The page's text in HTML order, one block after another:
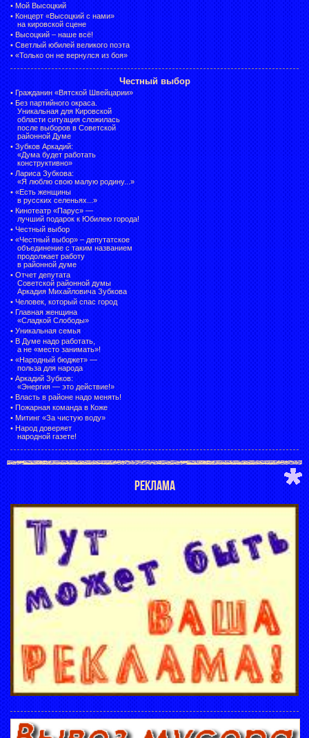
• Мой Высоцкий
• Концерт «Высоцкий с нами»
на кировской сцене
• Высоцкий – наше всё!
• Светлый юбилей великого поэта
• «Только он не вернулся из боя»
Честный выбор
• Гражданин «Вятской Швейцарии»
• Без партийного окраса.
Уникальная для Кировской
области ситуация сложилась
после выборов в Советской
районной Думе
• Зубков Аркадий:
«Дума будет работать
конструктивно»
• Лариса Зубкова:
«Я люблю свою малую родину...»
• «Есть женщины
в русских селеньях...»
• Кинотеатр «Парус» —
лучший подарок к Юбилею города!
• Честный выбор
• «Честный выбор» – депутатское
объединение с таким названием
продолжает работу
в районной думе
• Отчет депутата
Советской районной думы
Аркадия Михайловича Зубкова
• Человек, который спас город
• Главная женщина
«Сладкой Слободы»
• Уникальная семья
• В Думе надо работать,
а не «место занимать»!
• «Народный бюджет» —
польза для народа
• Аркадий Зубков:
«Энергия — это действие!»
• Власть в районе надо менять!
• Пожарная команда в Коже
• Митинг «За чистую воду»
• Народ доверяет
народной газете!
РЕКЛАМА